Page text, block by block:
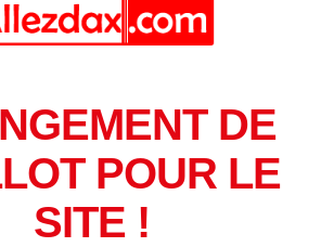
DE
POUR LE
SITE !